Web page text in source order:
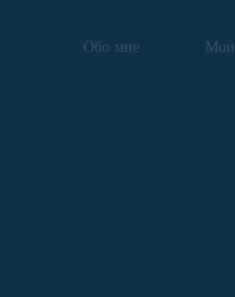
Обо мне